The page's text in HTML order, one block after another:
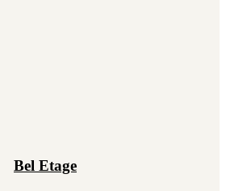
Bel Etage